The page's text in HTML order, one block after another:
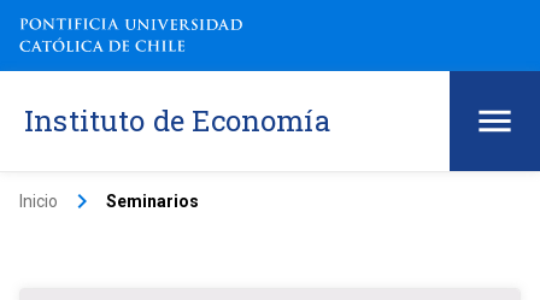
Instituto de Economía
Inicio keyboard_arrow_right Seminarios